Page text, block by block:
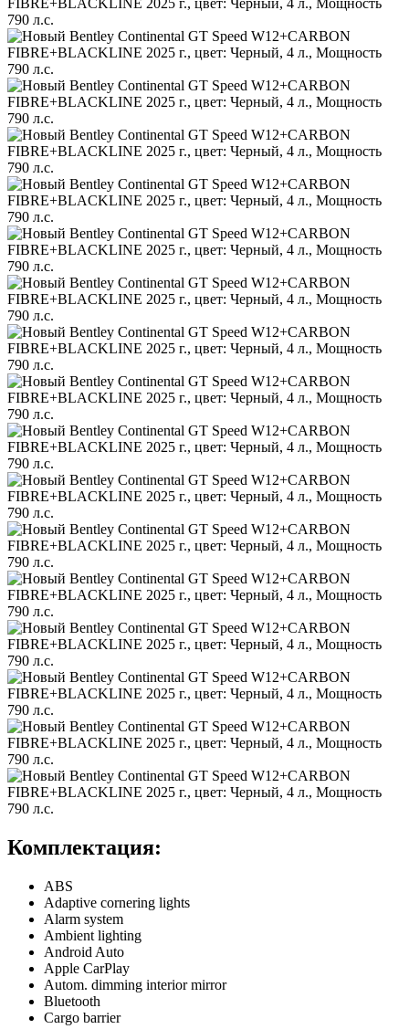
Комплектация:
ABS
Adaptive cornering lights
Alarm system
Ambient lighting
Android Auto
Apple CarPlay
Autom. dimming interior mirror
Bluetooth
Cargo barrier